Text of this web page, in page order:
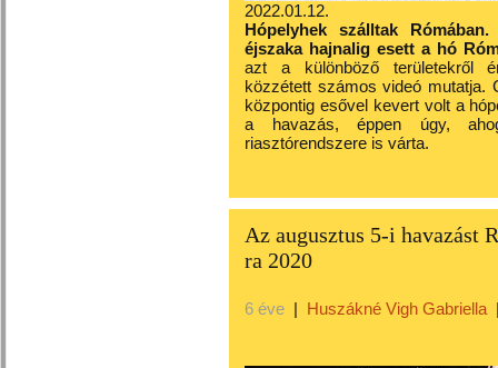
2022.01.12.
Hópelyhek szálltak
éjszaka hajnalig esett a hó
azt a különböző területekről
közzétett számos videó mutatja.
központig esővel kevert volt a
a havazás, éppen úgy,
riasztórendszere is várta.
Az augusztus 5-i havazást
ra 2020
6 éve | Huszákné Vigh Gabriella